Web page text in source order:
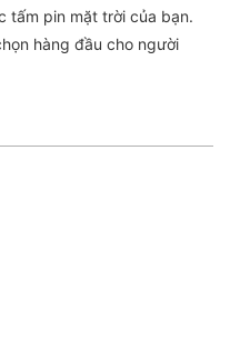
tấm pin mặt trời của bạn.
hàng đầu cho người